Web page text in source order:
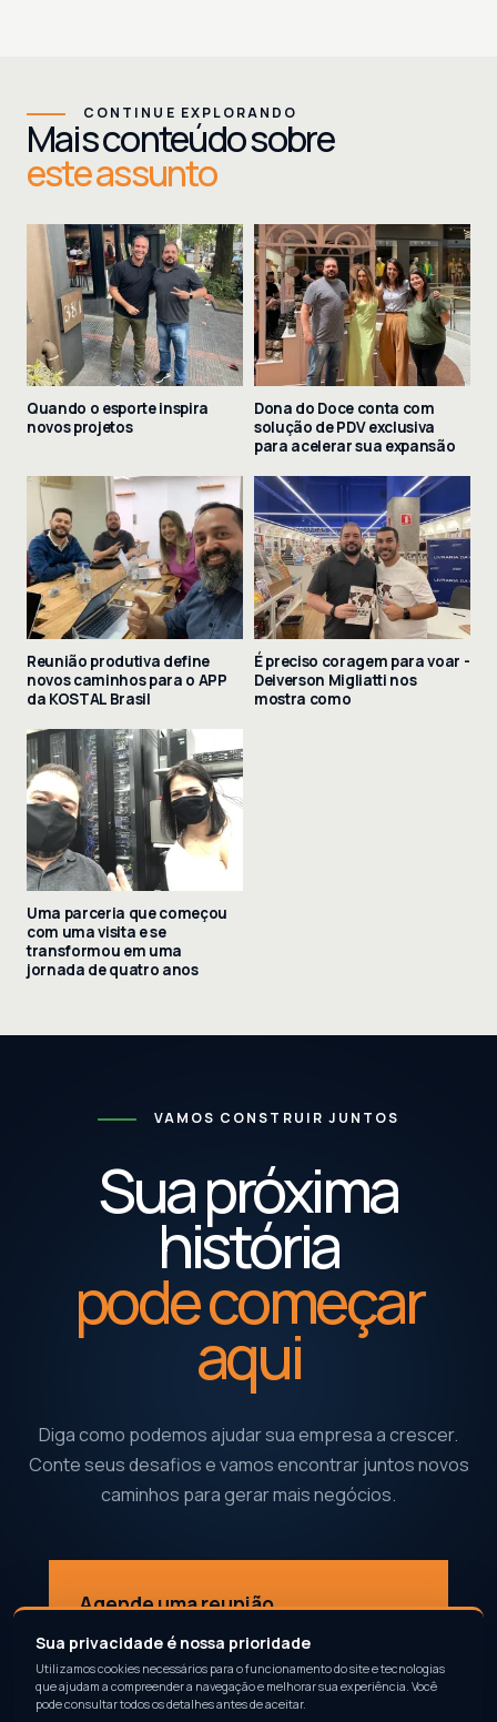
Sua privacidade é nossa prioridade
Utilizamos cookies necessários para o funcionamento do site e tecnologias
que ajudam a compreender a navegação e melhorar sua experiência. Você
pode consultar todos os detalhes antes de aceitar.
CONTINUE EXPLORANDO
Mais conteúdo sobre
este assunto
Quando o esporte inspira
novos projetos
Dona do Doce conta com
solução de PDV exclusiva
para acelerar sua expansão
Reunião produtiva define
novos caminhos para o APP
da KOSTAL Brasil
É preciso coragem para voar -
Deiverson Migliatti nos
mostra como
Uma parceria que começou
com uma visita e se
transformou em uma
jornada de quatro anos
VAMOS CONSTRUIR JUNTOS
Sua próxima
história
pode começar
aqui
Diga como podemos ajudar sua empresa a crescer.
Conte seus desafios e vamos encontrar juntos novos
caminhos para gerar mais negócios.
Agende uma reunião ↗